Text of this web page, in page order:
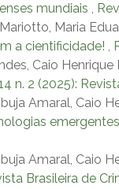
mundiais ,
Maria
a cientificidade! ,
Caio
n. 2 (2025):
Amaral, Caio
Amaral, Caio
Brasileira de